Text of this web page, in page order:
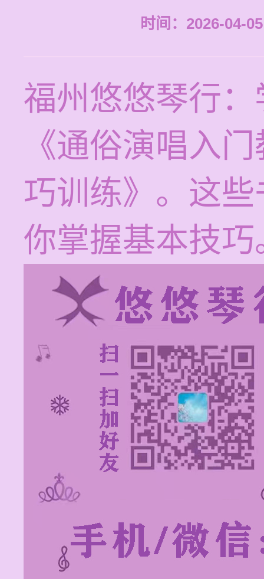
时间：2026-04-
福州悠悠琴行
《通俗演唱入
巧训练》。这
你掌握基本技巧